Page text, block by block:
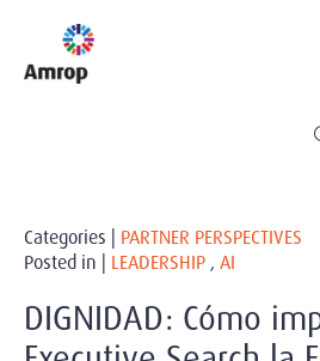
Categories | PARTNER PERSPECTIVES
Posted in | LEADERSHIP , AI
DIGNIDAD: Cómo